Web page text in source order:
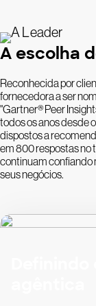
A escolha
Reconhecida por
fornecedora a ser
"Gartner® Peer
todos os anos desde
dispostos a
em 800 respostas no
continuam confiando
seus negócios.